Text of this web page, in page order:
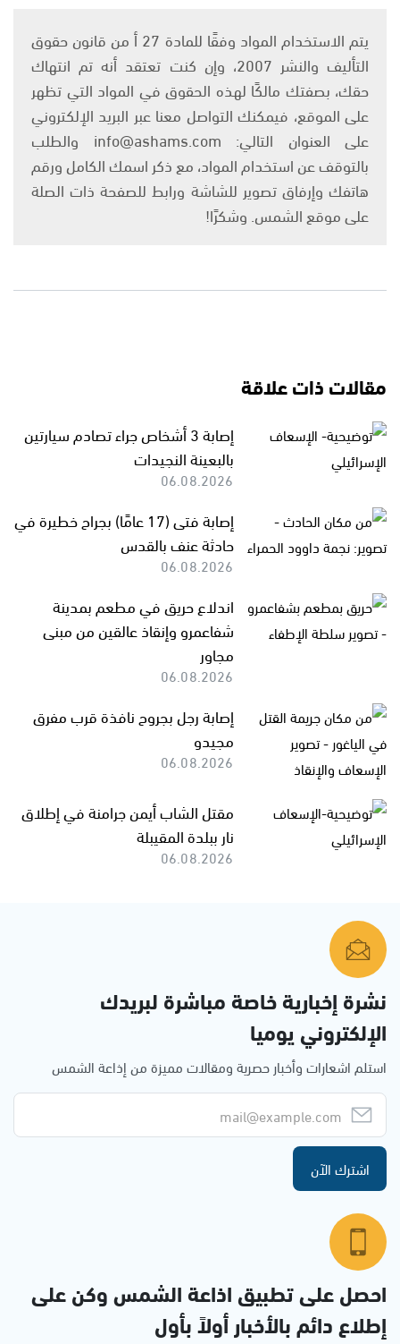
يتم الاستخدام المواد وفقًا للمادة 27 أ من قانون حقوق
التأليف والنشر 2007، وإن كنت تعتقد أنه تم انتهاك
حقك، بصفتك مالكًا لهذه الحقوق في المواد التي تظهر
على الموقع، فيمكنك التواصل معنا عبر البريد الإلكتروني
على العنوان التالي: info@ashams.com والطلب
بالتوقف عن استخدام المواد، مع ذكر اسمك الكامل ورقم
هاتفك وإرفاق تصوير للشاشة ورابط للصفحة ذات الصلة
على موقع الشمس. وشكرًا!
مقالات ذات علاقة
إصابة 3 أشخاص جراء تصادم سيارتين
بالبعينة النجيدات
06.08.2026
إصابة فتى (17 عامًا) بجراح خطيرة في
حادثة عنف بالقدس
06.08.2026
اندلاع حريق في مطعم بمدينة
شفاعمرو وإنقاذ عالقين من مبنى
مجاور
06.08.2026
إصابة رجل بجروح نافذة قرب مفرق
مجيدو
06.08.2026
مقتل الشاب أيمن جرامنة في إطلاق
نار ببلدة المقيبلة
06.08.2026
نشرة إخبارية خاصة مباشرة لبريدك
الإلكتروني يوميا
استلم اشعارات وأخبار حصرية ومقالات مميزة من إذاعة الشمس
اشترك الآن
احصل على تطبيق اذاعة الشمس وكن على
إطلاع دائم بالأخبار أولاً بأول